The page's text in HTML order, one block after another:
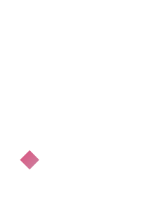
◆